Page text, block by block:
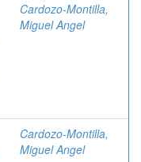
Cardozo-Montilla,
Miguel Angel
Cardozo-Montilla,
Miguel Angel